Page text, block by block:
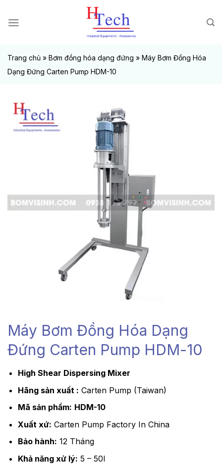
đến
Trang chủ » Bơm đồng hóa dạng đứng » Máy Bơm Đồng Hóa
Dạng Đứng Carten Pump HDM-10
Máy Bơm Đồng Hóa Dạng
Đứng Carten Pump HDM-10
High Shear Dispersing Mixer
Hãng sản xuất : Carten Pump (Taiwan)
Mã sản phẩm: HDM-10
Xuất xứ: Carten Pump Factory In China
Bảo hành: 12 Tháng
Khả năng xử lý: 5 – 50l